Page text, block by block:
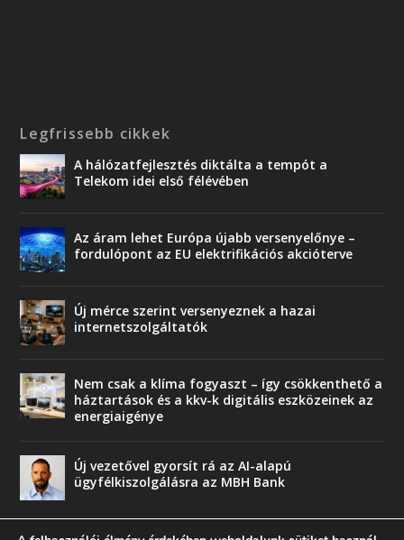
Legfrissebb cikkek
A hálózatfejlesztés diktálta a tempót a
Telekom idei első félévében
Az áram lehet Európa újabb versenyelőnye –
fordulópont az EU elektrifikációs akcióterve
Új mérce szerint versenyeznek a hazai
internetszolgáltatók
Nem csak a klíma fogyaszt – így csökkenthető a
háztartások és a kkv-k digitális eszközeinek az
energiaigénye
Új vezetővel gyorsít rá az AI-alapú
ügyfélkiszolgálásra az MBH Bank